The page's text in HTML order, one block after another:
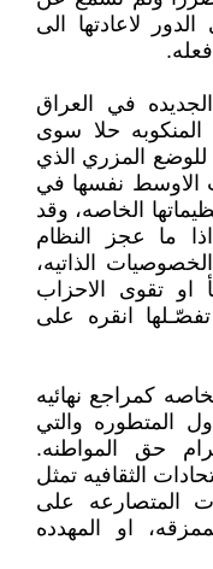
لاعادتها الى
في العراق
المنكوبه حلا سوى
للوضع المزري الذي
الاوسط نفسها في
الخاصه، وقد
ما عجز النظام
الذاتيه،
او تقوى الاحزاب
تفصّـلها انقره على
كمراجع نهائيه
المتطوره والتي
حق المواطنه.
الثقافيه تمثل
المتصارعه على
او المهدده